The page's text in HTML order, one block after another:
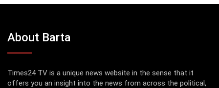
About Barta
Times24 TV is a unique news website in the sense that it
offers you an insight into the news from across the political,